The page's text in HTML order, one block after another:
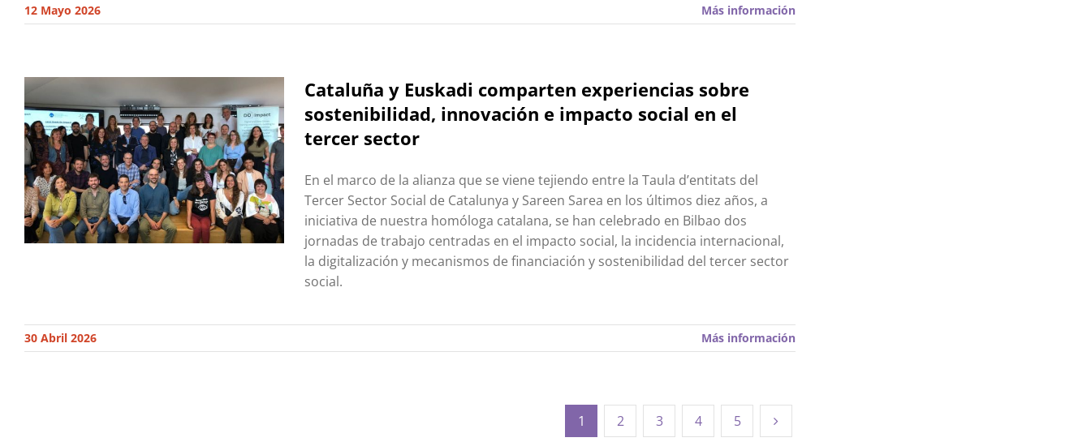
12 Mayo 2026 Más información
Cataluña y Euskadi comparten experiencias sobre
sostenibilidad, innovación e impacto social en el
tercer sector
En el marco de la alianza que se viene tejiendo entre la Taula d’entitats del
Tercer Sector Social de Catalunya y Sareen Sarea en los últimos diez años, a
iniciativa de nuestra homóloga catalana, se han celebrado en Bilbao dos
jornadas de trabajo centradas en el impacto social, la incidencia internacional,
la digitalización y mecanismos de financiación y sostenibilidad del tercer sector
social.
30 Abril 2026 Más información
1 2 3 4 5